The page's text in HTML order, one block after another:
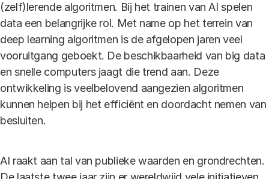
(zelf)lerende algoritmen. Bij het trainen van AI spelen
data een belangrijke rol. Met name op het terrein van
deep learning algoritmen is de afgelopen jaren veel
vooruitgang geboekt. De beschikbaarheid van big data
en snelle computers jaagt die trend aan. Deze
ontwikkeling is veelbelovend aangezien algoritmen
kunnen helpen bij het efficiënt en doordacht nemen van
besluiten.
AI raakt aan tal van publieke waarden en grondrechten.